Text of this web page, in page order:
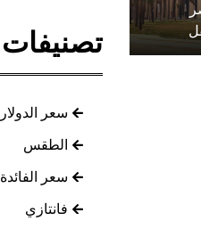
تصنيفات
سعر الدولار
الطقس
سعر الفائدة
فانتازي